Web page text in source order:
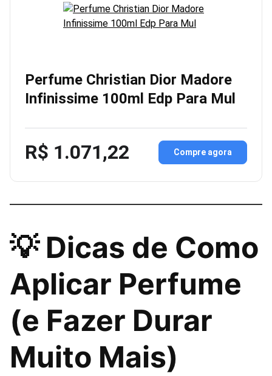
Perfume Christian Dior Madore
Infinissime 100ml Edp Para Mul
R$ 1.071,22 Compre agora
💡 Dicas de Como
Aplicar Perfume
(e Fazer Durar
Muito Mais)